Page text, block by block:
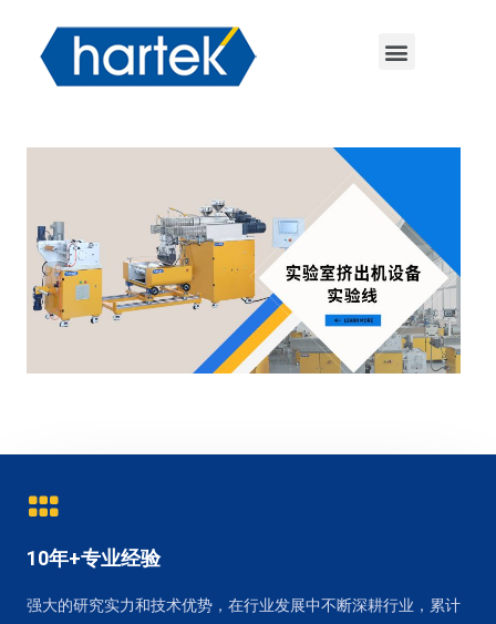
10年+专业经验
强大的研究实力和技术优势，在行业发展中不断深耕行业，累计